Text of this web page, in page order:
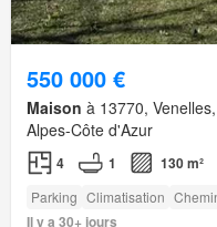
550 000 €
Maison à 13770,
Alpes-Côte d'Azur
4 1 130 m²
Parking Climatisation
Il y a 30+ jours